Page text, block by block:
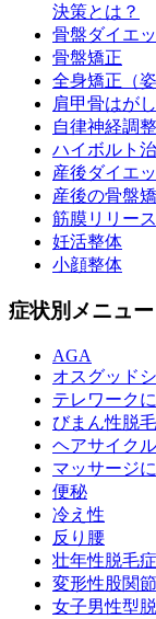
決策とは？
骨盤ダイエ
骨盤矯正
全身矯正（姿
肩甲骨はがし
自律神経調整
ハイボルト
産後ダイエ
産後の骨盤
筋膜リリース
妊活整体
小顔整体
症状別メニュー
AGA
オスグッド
テレワーク
びまん性脱
ヘアサイク
マッサージ
便秘
冷え性
反り腰
壮年性脱毛症
変形性股関
女子男性型